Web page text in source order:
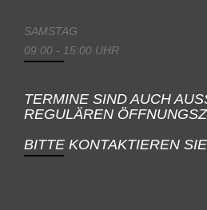
SAMSTAG
09:00 - 15:00 UHR
TERMINE SIND AUCH
REGULÄREN
BITTE KONTAKTIEREN